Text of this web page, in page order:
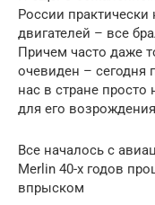
России
двигателей – все
Причем часто даже
очевиден – сегодня
нас в стране просто
для его
Все началось с
Merlin 40-х годов
впрыском